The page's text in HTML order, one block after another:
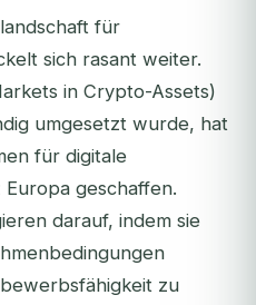
für
sich rasant weiter.
in Crypto-Assets)
umgesetzt wurde, hat
für digitale
geschaffen.
darauf, indem sie
zu